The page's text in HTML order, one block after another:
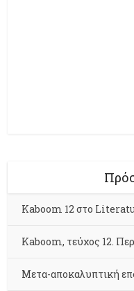
Kaboom 12 στο
Kaboom, τεύχος 12.
Μετα-αποκαλυπτική